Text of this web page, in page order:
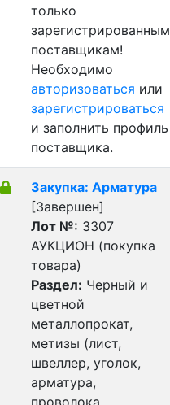
только
зарегистрированным
поставщикам!
Необходимо
авторизоваться или
зарегистрироваться
и заполнить профиль
поставщика.
Закупка: Арматура
[Завершен]
Лот №: 3307
АУКЦИОН (покупка
товара)
Раздел: Черный и
цветной
металлопрокат,
метизы (лист,
швеллер, уголок,
арматура,
проволока,